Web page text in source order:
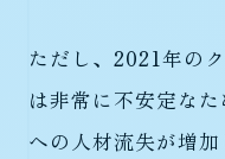
ただし、2021年の
は非常に不安定な
への人材流失が増